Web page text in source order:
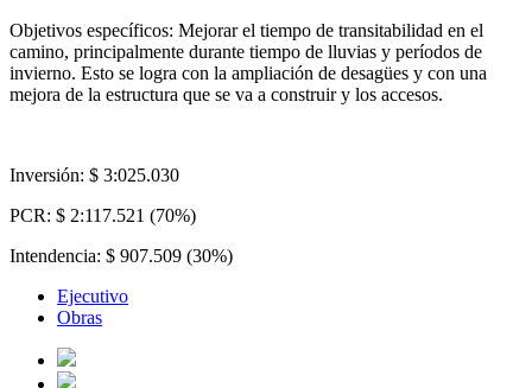
Objetivos específicos: Mejorar el tiempo de transitabilidad en el
camino, principalmente durante tiempo de lluvias y períodos de
invierno. Esto se logra con la ampliación de desagües y con una
mejora de la estructura que se va a construir y los accesos.
Inversión: $ 3:025.030
PCR: $ 2:117.521 (70%)
Intendencia: $ 907.509 (30%)
Ejecutivo
Obras